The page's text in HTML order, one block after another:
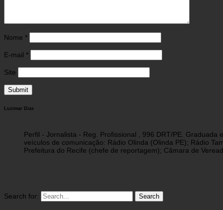
Nome *
E-mail *
Site
Luzimar Dias
Perfil - Jornalista - Reg. Profissional , 996 DRT/PE.
veículos de comunicação: Rádio Olinda (Olinda PE); Rádio
Prefeitura do Recife (chefe de reportagem); Câmara de
Search for: